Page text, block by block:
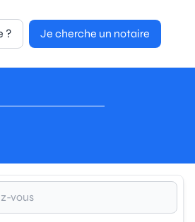
? Je cherche un notaire